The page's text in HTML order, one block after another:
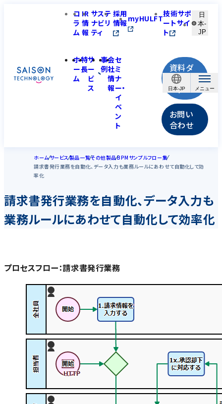
日本-JP
コ
ラ
ム
IR
情
報
サステ
ナビリ
ティ
採用
情報myHULFT技術サポ
ートサイ
ト
日
本-
JP
ホ
ー
ム
特
長
サ
ー
ビ
ス
事
例
会
社
情
報
セ
ミ
ナ
ー・
イ
ベ
ン
ト
資料ダ
ウンロ
ード
お問い
合わせ
ホームサービス製品一覧その他製品BPMサンプルフロー集
請求書発行業務を自動化、データ入力も業務ルールにあわせて自動化して効
率化
請求書発行業務を自動化、データ入力も
業務ルールにあわせて自動化して効率化
プロセスフロー：請求書発行業務